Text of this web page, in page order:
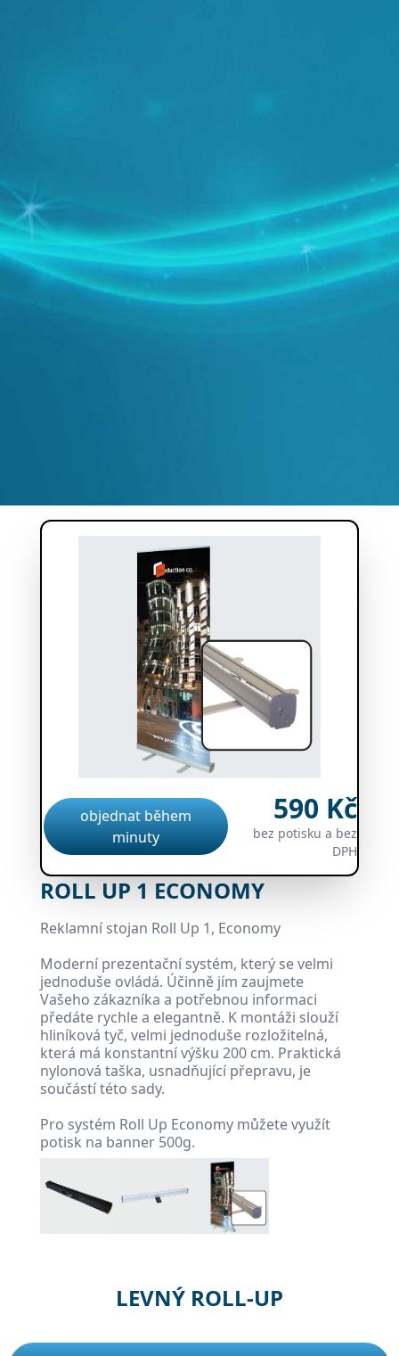
objednat během
minuty
590 Kč
bez potisku a bez
DPH
ROLL UP 1 ECONOMY
Reklamní stojan Roll Up 1, Economy
Moderní prezentační systém, který se velmi
jednoduše ovládá. Účinně jím zaujmete
Vašeho zákazníka a potřebnou informaci
předáte rychle a elegantně. K montáži slouží
hliníková tyč, velmi jednoduše rozložitelná,
která má konstantní výšku 200 cm. Praktická
nylonová taška, usnadňující přepravu, je
součástí této sady.
Pro systém Roll Up Economy můžete využít
potisk na banner 500g.
LEVNÝ ROLL-UP